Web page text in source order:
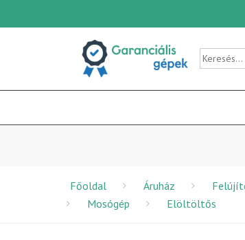
Főoldal Áruház
Mosógép
Elöltöltős